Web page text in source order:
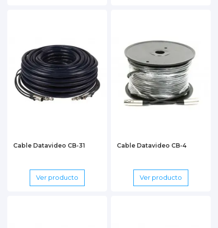
Cable Datavideo CB-31
Ver producto
Cable Datavideo CB-4
Ver producto